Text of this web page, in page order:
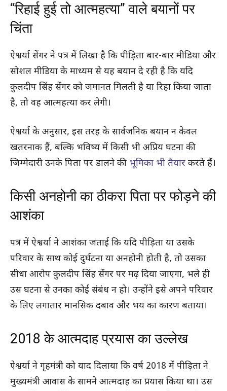
“रिहाई हुई तो आत्महत्या” वाले बयानों पर
चिंता
ऐश्वर्या सेंगर ने पत्र में लिखा है कि पीड़िता बार-बार मीडिया और
सोशल मीडिया के माध्यम से यह बयान दे रही है कि यदि
कुलदीप सिंह सेंगर को जमानत मिलती है या रिहा किया जाता
है, तो वह आत्महत्या कर लेगी।
ऐश्वर्या के अनुसार, इस तरह के सार्वजनिक बयान न केवल
खतरनाक हैं, बल्कि भविष्य में किसी भी अप्रिय घटना की
जिम्मेदारी उनके पिता पर डालने की भूमिका भी तैयार करते हैं।
किसी अनहोनी का ठीकरा पिता पर फोड़ने की
आशंका
पत्र में ऐश्वर्या ने आशंका जताई कि यदि पीड़िता या उसके
परिवार के साथ कोई दुर्घटना या अनहोनी होती है, तो उसका
सीधा आरोप कुलदीप सिंह सेंगर पर मढ़ दिया जाएगा, भले ही
उस घटना से उनका कोई संबंध न हो। उन्होंने इसे अपने परिवार
के लिए लगातार मानसिक दबाव और भय का कारण बताया।
2018 के आत्मदाह प्रयास का उल्लेख
ऐश्वर्या ने गृहमंत्री को याद दिलाया कि वर्ष 2018 में पीड़िता ने
मुख्यमंत्री आवास के सामने आत्मदाह का प्रयास किया था। उस